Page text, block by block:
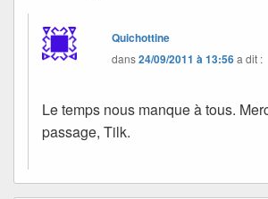
Quichottine
dans24/09/2011 à 13:56a dit :
Le temps nous manque à tous.
passage, Tilk.